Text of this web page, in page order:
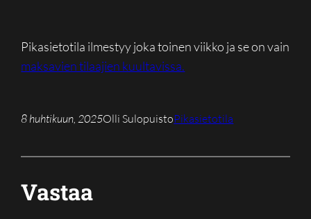
Pikasietotila ilmestyy joka toinen viikko ja se on vain
maksavien tilaajien kuultavissa.
8 huhtikuun, 2025Olli SulopuistoPikasietotila
Vastaa